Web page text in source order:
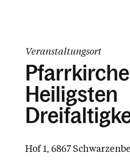
Veranstaltungsort
Heiligsten
Hof 1, 6867